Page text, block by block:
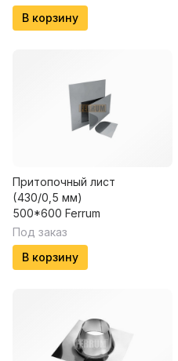
В корзину
Притопочный лист
(430/0,5 мм)
500*600 Ferrum
Под заказ
В корзину